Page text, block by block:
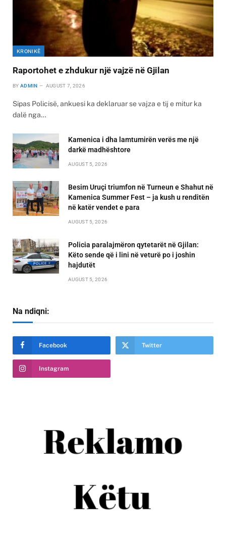
KRONIKË
Raportohet e zhdukur një vajzë në Gjilan
BY ADMIN AUGUST 7, 2026
Sipas Policisë, ankuesi ka deklaruar se vajza e tij e mitur ka
dalë nga…
Kamenica i dha lamtumirën verës me një
darkë madhështore
AUGUST 5, 2026
Besim Uruçi triumfon në Turneun e Shahut në
Kamenica Summer Fest – ja kush u renditën
në katër vendet e para
AUGUST 5, 2026
Policia paralajmëron qytetarët në Gjilan:
Këto sende që i lini në veturë po i joshin
hajdutët
AUGUST 5, 2026
Na ndiqni:
Facebook Twitter
Instagram